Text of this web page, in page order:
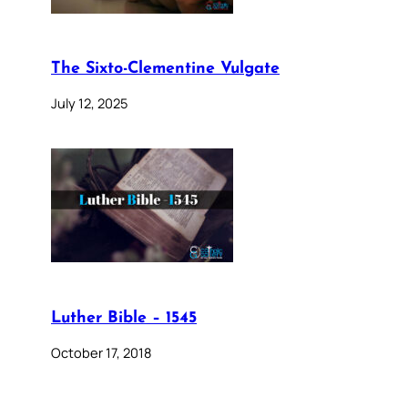
The Sixto-Clementine Vulgate
July 12, 2025
Luther Bible – 1545
October 17, 2018